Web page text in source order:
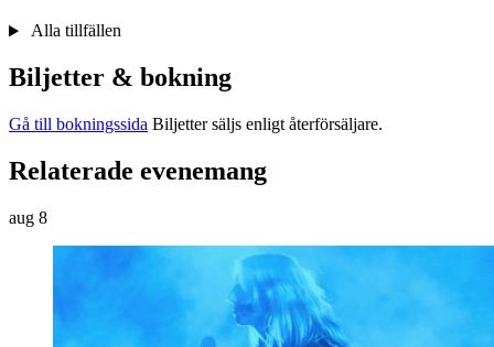
Alla tillfällen
Biljetter & bokning
Gå till bokningssida Biljetter säljs enligt återförsäljare.
Relaterade evenemang
aug 8